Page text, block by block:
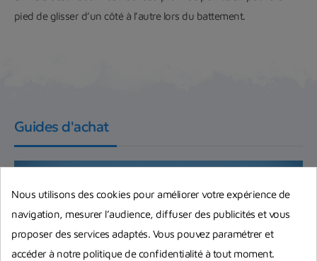
pied de glisser d’un côté à l’autre lors du battement.
Guides d'achat
Nous utilisons des cookies pour améliorer votre expérience de
navigation, mesurer l’audience, diffuser des publicités et vous
proposer des services adaptés. Vous pouvez paramétrer et
accéder à notre politique de confidentialité à tout moment.